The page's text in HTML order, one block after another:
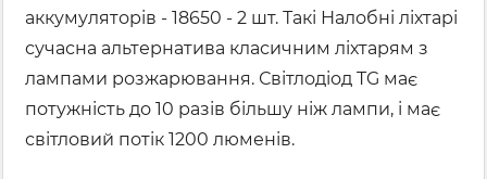
аккумуляторів - 18650 - 2 шт. Такі Налобні ліхтарі
сучасна альтернатива класичним ліхтарям з
лампами розжарювання. Світлодіод TG має
потужність до 10 разів більшу ніж лампи, і має
світловий потік 1200 люменів.